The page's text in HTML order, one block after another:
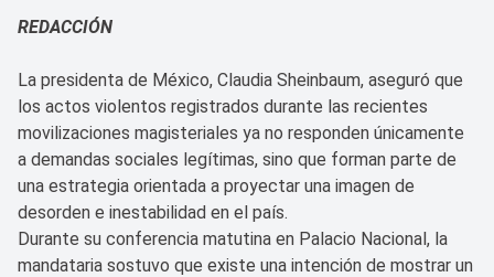
REDACCIÓN
La presidenta de México, Claudia Sheinbaum, aseguró que
los actos violentos registrados durante las recientes
movilizaciones magisteriales ya no responden únicamente
a demandas sociales legítimas, sino que forman parte de
una estrategia orientada a proyectar una imagen de
desorden e inestabilidad en el país.
Durante su conferencia matutina en Palacio Nacional, la
mandataria sostuvo que existe una intención de mostrar un